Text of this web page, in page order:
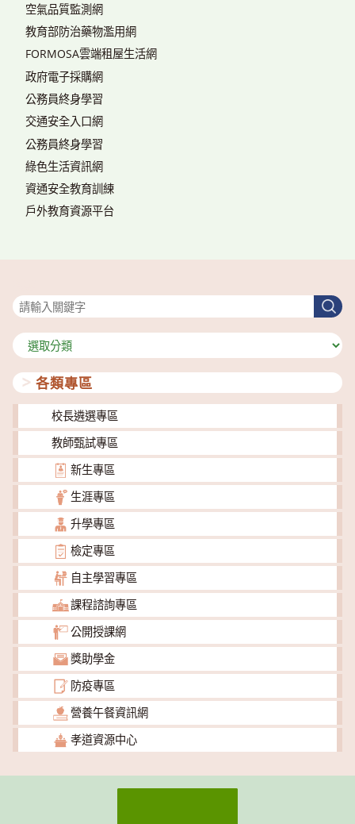
空氣品質監測網
教育部防治藥物濫用網
FORMOSA雲端租屋生活網
政府電子採購網
公務員終身學習
交通安全入口網
公務員終身學習
綠色生活資訊網
資通安全教育訓練
戶外教育資源平台
搜
尋
分
類
各類專區
校長遴選專區
教師甄試專區
新生專區
生涯專區
升學專區
檢定專區
自主學習專區
課程諮詢專區
公開授課網
獎助學金
防疫專區
營養午餐資訊網
孝道資源中心